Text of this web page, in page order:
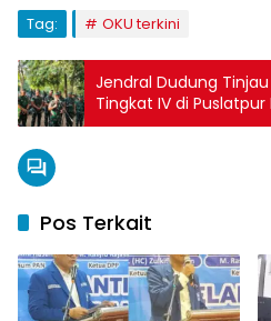
Tag: OKU terkini
Jendral Dudung
Tingkat IV di Puslatpur
Pos Terkait